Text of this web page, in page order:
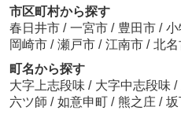
市区町村から探す
春日井市 / 一宮市 / 豊田市 / 小
岡崎市 / 瀬戸市 / 江南市 / 北
町名から探す
大字上志段味 / 大字中志段味 /
六ツ師 / 如意申町 / 熊之庄 / 坂